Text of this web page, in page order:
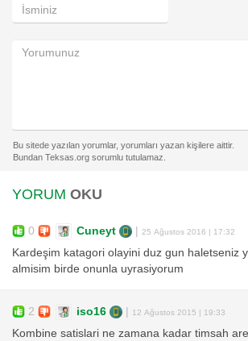
YORUM OKU
0 Cuneyt 25 Ağustos 2016 | 17:32
Kardeşim katagori olayini duz gun haletseniz
almisim birde onunla uyrasiyorum
2 iso16 12 Ağustos 2015 | 19:33
Kombine satislari ne zamana kadar timsah